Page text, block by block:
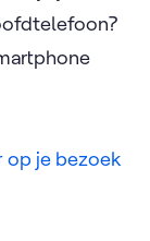
op je bezoek